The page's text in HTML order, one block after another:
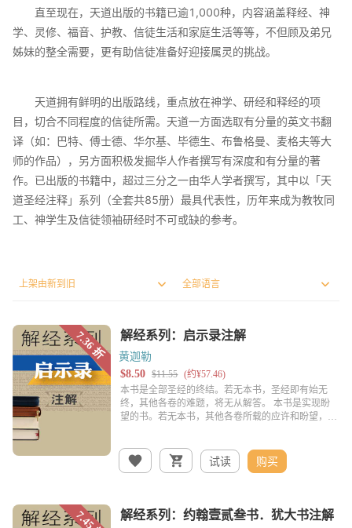
直至现在，天道出版的书籍已逾1,000种，内容涵盖释经、神
学、灵修、福音、护教、信徒生活和家庭生活等等，不但顾及弟兄
姊妹的整全需要，更有助信徒准备好迎接属灵的挑战。
天道拥有鲜明的出版路线，重点放在神学、研经和释经的项
目，切合不同程度的信徒所需。天道一方面选取有分量的英文书翻
译（如：巴特、傅士德、华尔基、毕德生、布鲁格曼、麦格夫等大
师的作品），另方面积极发掘华人作者撰写有深度和有分量的著
作。已出版的书籍中，超过三分之一由华人学者撰写，其中以「天
道圣经注释」系列（全套共85册）最具代表性，历年来成为教牧同
工、神学生及信徒领袖研经时不可或缺的参考。
黄迦勒
试读 购买